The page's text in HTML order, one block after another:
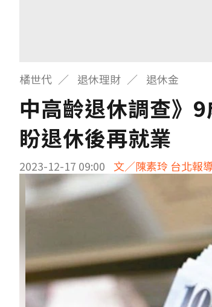
橘世代 退休理財 退休金
中高齡退休調查》
盼退休後再就業
2023-12-17 09:00 文／陳素玲 台北報